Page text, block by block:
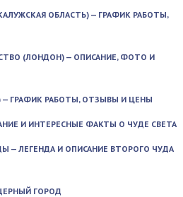
ОБЛАСТЬ) — ГРАФИК РАБОТЫ,
(ЛОНДОН) — ОПИСАНИЕ, ФОТО И
— ГРАФИК РАБОТЫ, ОТЗЫВЫ И ЦЕНЫ
И ИНТЕРЕСНЫЕ ФАКТЫ О ЧУДЕ СВЕТА
— ЛЕГЕНДА И ОПИСАНИЕ ВТОРОГО ЧУДА
ГОРОД